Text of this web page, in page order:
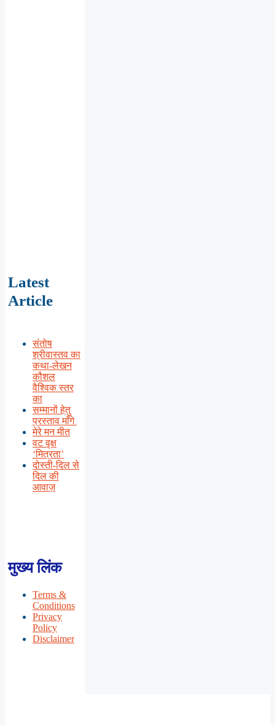
Latest
Article
संतोष
श्रीवास्तव का
कथा-लेखन
कौशल
वैश्विक स्तर
का
सम्मानों हेतु
प्रस्ताव माँगे
मेरे मन मीत
वट वृक्ष
‘मित्रता’
दोस्ती-दिल से
दिल की
आवाज़
मुख्य लिंक
Terms &
Conditions
Privacy
Policy
Disclaimer